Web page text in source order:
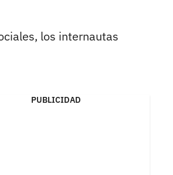
los internautas
PUBLICIDAD